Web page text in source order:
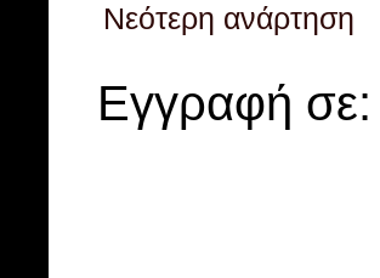
Νεότερη ανάρτηση
Εγγραφή σε: